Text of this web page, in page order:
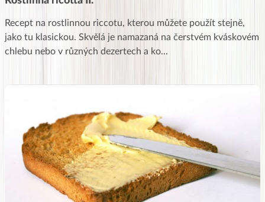
Recept na rostlinnou riccotu, kterou můžete použít stejně,
jako tu klasickou. Skvělá je namazaná na čerstvém kváskovém
chlebu nebo v různých dezertech a ko...